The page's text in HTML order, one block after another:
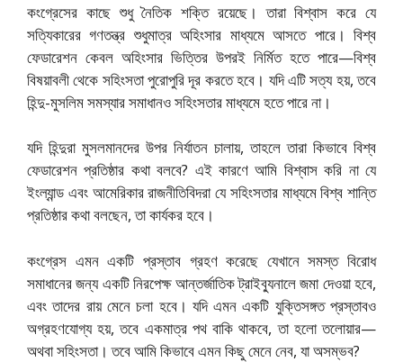
কংগ্রেসের কাছে শুধু নৈতিক শক্তি রয়েছে। তারা বিশ্বাস করে যে
সত্যিকারের গণতন্ত্র শুধুমাত্র অহিংসার মাধ্যমে আসতে পারে। বিশ্ব
ফেডারেশন কেবল অহিংসার ভিত্তির উপরই নির্মিত হতে পারে—বিশ্ব
বিষয়াবলী থেকে সহিংসতা পুরোপুরি দূর করতে হবে। যদি এটি সত্য হয়, তবে
হিন্দু-মুসলিম সমস্যার সমাধানও সহিংসতার মাধ্যমে হতে পারে না।
যদি হিন্দুরা মুসলমানদের উপর নির্যাতন চালায়, তাহলে তারা কিভাবে বিশ্ব
ফেডারেশন প্রতিষ্ঠার কথা বলবে? এই কারণে আমি বিশ্বাস করি না যে
ইংল্যান্ড এবং আমেরিকার রাজনীতিবিদরা যে সহিংসতার মাধ্যমে বিশ্ব শান্তি
প্রতিষ্ঠার কথা বলছেন, তা কার্যকর হবে।
কংগ্রেস এমন একটি প্রস্তাব গ্রহণ করেছে যেখানে সমস্ত বিরোধ
সমাধানের জন্য একটি নিরপেক্ষ আন্তর্জাতিক ট্রাইব্যুনালে জমা দেওয়া হবে,
এবং তাদের রায় মেনে চলা হবে। যদি এমন একটি যুক্তিসঙ্গত প্রস্তাবও
অগ্রহণযোগ্য হয়, তবে একমাত্র পথ বাকি থাকবে, তা হলো তলোয়ার—
অথবা সহিংসতা। তবে আমি কিভাবে এমন কিছু মেনে নেব, যা অসম্ভব?